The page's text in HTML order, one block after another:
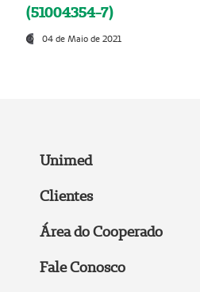
(51004354-7)
04 de Maio de 2021
Unimed
Clientes
Área do Cooperado
Fale Conosco